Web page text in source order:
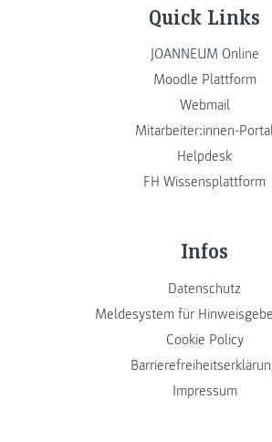
Quick Links
JOANNEUM Online
Moodle Plattform
Webmail
Mitarbeiter:innen-
Helpdesk
FH Wissensplattform
Infos
Datenschutz
Meldesystem für
Cookie Policy
Impressum